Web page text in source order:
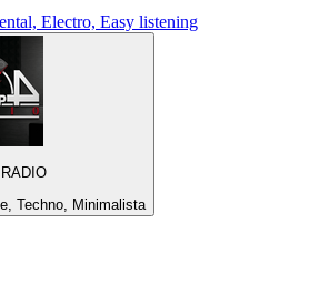
Electro, Easy listening
Techno, Minimalista